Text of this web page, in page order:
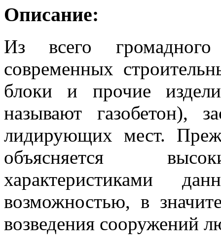
Описание:
Из всего громадного
современных
блоки и прочие
называют газобетон),
лидирующих мест.
объясняется
характеристиками
возможностью, в
возведения сооружений